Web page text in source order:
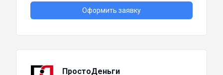
Оформить заявку
ПростоДеньги